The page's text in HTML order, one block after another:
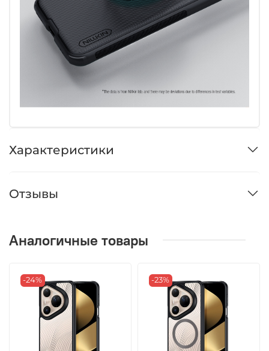
Характеристики
Отзывы
Аналогичные товары
-24% -23%